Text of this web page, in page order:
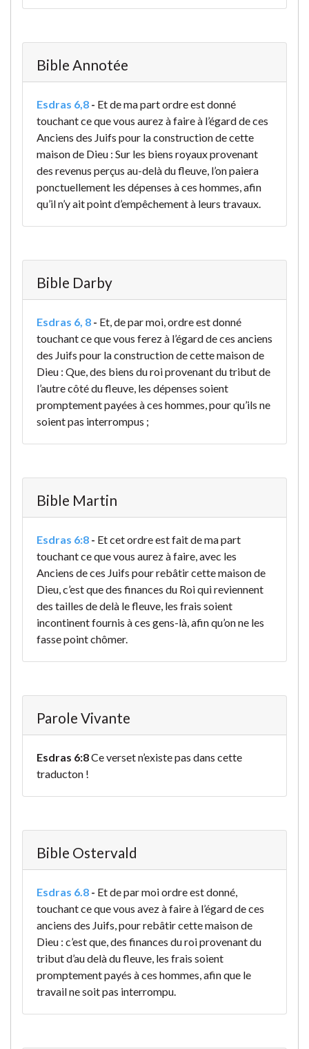
Bible Annotée
Esdras 6,8 - Et de ma part ordre est donné
touchant ce que vous aurez à faire à l’égard de ces
Anciens des Juifs pour la construction de cette
maison de Dieu : Sur les biens royaux provenant
des revenus perçus au-delà du fleuve, l’on paiera
ponctuellement les dépenses à ces hommes, afin
qu’il n’y ait point d’empêchement à leurs travaux.
Bible Darby
Esdras 6, 8 - Et, de par moi, ordre est donné
touchant ce que vous ferez à l’égard de ces anciens
des Juifs pour la construction de cette maison de
Dieu : Que, des biens du roi provenant du tribut de
l’autre côté du fleuve, les dépenses soient
promptement payées à ces hommes, pour qu’ils ne
soient pas interrompus ;
Bible Martin
Esdras 6:8 - Et cet ordre est fait de ma part
touchant ce que vous aurez à faire, avec les
Anciens de ces Juifs pour rebâtir cette maison de
Dieu, c’est que des finances du Roi qui reviennent
des tailles de delà le fleuve, les frais soient
incontinent fournis à ces gens-là, afin qu’on ne les
fasse point chômer.
Parole Vivante
Esdras 6:8Ce verset n’existe pas dans cette
traducton !
Bible Ostervald
Esdras 6.8 - Et de par moi ordre est donné,
touchant ce que vous avez à faire à l’égard de ces
anciens des Juifs, pour rebâtir cette maison de
Dieu : c’est que, des finances du roi provenant du
tribut d’au delà du fleuve, les frais soient
promptement payés à ces hommes, afin que le
travail ne soit pas interrompu.